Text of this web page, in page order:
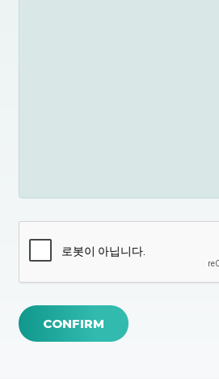
CONFIRM